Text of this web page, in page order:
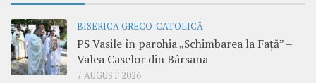
BISERICA GRECO-CATOLICĂ
PS Vasile în parohia „Schimbarea la Față” –
Valea Caselor din Bârsana
7 AUGUST 2026